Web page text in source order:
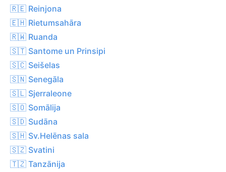
🇷🇪 Reinjona
🇪🇭 Rietumsahāra
🇷🇼 Ruanda
🇸🇹 Santome un Prinsipi
🇸🇨 Seišelas
🇸🇳 Senegāla
🇸🇱 Sjerraleone
🇸🇴 Somālija
🇸🇩 Sudāna
🇸🇭 Sv.Helēnas sala
🇸🇿 Svatini
🇹🇿 Tanzānija